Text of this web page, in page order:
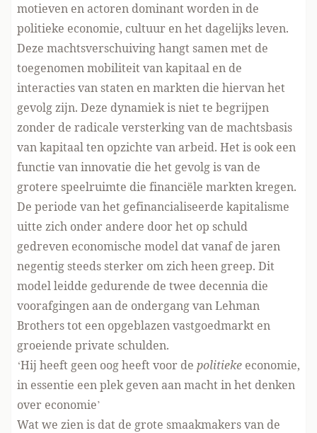
motieven en actoren dominant worden in de
politieke economie, cultuur en het dagelijks leven.
Deze machtsverschuiving hangt samen met de
toegenomen mobiliteit van kapitaal en de
interacties van staten en markten die hiervan het
gevolg zijn. Deze dynamiek is niet te begrijpen
zonder de radicale versterking van de machtsbasis
van kapitaal ten opzichte van arbeid. Het is ook een
functie van innovatie die het gevolg is van de
grotere speelruimte die financiële markten kregen.
De periode van het gefinancialiseerde kapitalisme
uitte zich onder andere door het op schuld
gedreven economische model dat vanaf de jaren
negentig steeds sterker om zich heen greep. Dit
model leidde gedurende de twee decennia die
voorafgingen aan de ondergang van Lehman
Brothers tot een opgeblazen vastgoedmarkt en
groeiende private schulden.
‘Hij heeft geen oog heeft voor de politieke economie,
in essentie een plek geven aan macht in het denken
over economie’
Wat we zien is dat de grote smaakmakers van de